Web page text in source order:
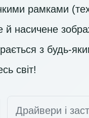
рамками
й насичене
з будь-
світ!
Драйвери і